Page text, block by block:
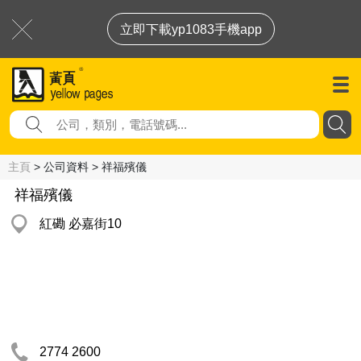
立即下載yp1083手機app
主頁 > 公司資料 > 祥福殯儀
祥福殯儀
紅磡 必嘉街10
2774 2600